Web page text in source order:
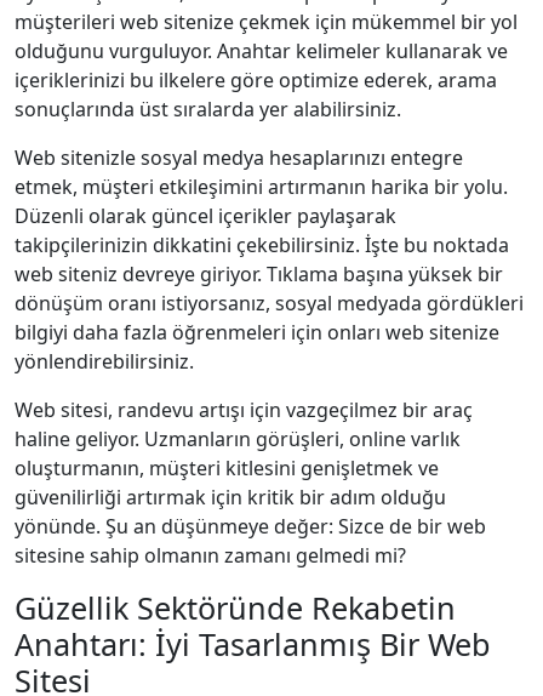
müşterileri web sitenize çekmek için mükemmel bir yol
olduğunu vurguluyor. Anahtar kelimeler kullanarak ve
içeriklerinizi bu ilkelere göre optimize ederek, arama
sonuçlarında üst sıralarda yer alabilirsiniz.
Web sitenizle sosyal medya hesaplarınızı entegre
etmek, müşteri etkileşimini artırmanın harika bir yolu.
Düzenli olarak güncel içerikler paylaşarak
takipçilerinizin dikkatini çekebilirsiniz. İşte bu noktada
web siteniz devreye giriyor. Tıklama başına yüksek bir
dönüşüm oranı istiyorsanız, sosyal medyada gördükleri
bilgiyi daha fazla öğrenmeleri için onları web sitenize
yönlendirebilirsiniz.
Web sitesi, randevu artışı için vazgeçilmez bir araç
haline geliyor. Uzmanların görüşleri, online varlık
oluşturmanın, müşteri kitlesini genişletmek ve
güvenilirliği artırmak için kritik bir adım olduğu
yönünde. Şu an düşünmeye değer: Sizce de bir web
sitesine sahip olmanın zamanı gelmedi mi?
Güzellik Sektöründe Rekabetin
Anahtarı: İyi Tasarlanmış Bir Web
Sitesi